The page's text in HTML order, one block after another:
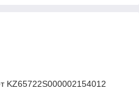
KZ65722S000002154012